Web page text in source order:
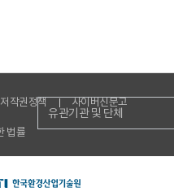
저작권정책 사이버신문고
법률
유관기관 및 단체